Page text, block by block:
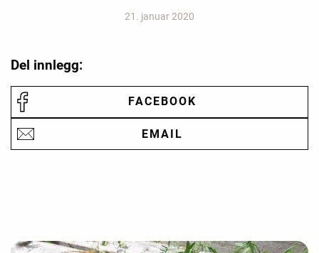
21. januar 2020
Del innlegg:
FACEBOOK
EMAIL